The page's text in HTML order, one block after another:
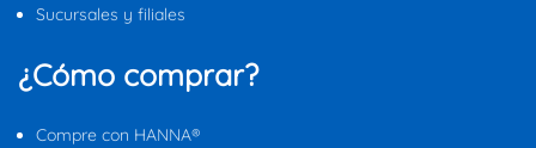
Sucursales y filiales
¿Cómo comprar?
Compre con HANNA®